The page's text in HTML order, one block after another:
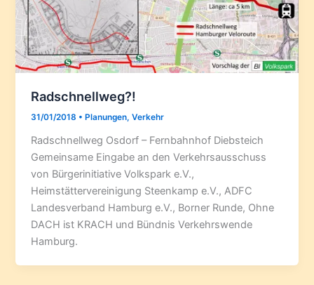
Radschnellweg?!
31/01/2018 • Planungen,Verkehr
Radschnellweg Osdorf – Fernbahnhof Diebsteich
Gemeinsame Eingabe an den Verkehrsausschuss
von Bürgerinitiative Volkspark e.V.,
Heimstättervereinigung Steenkamp e.V., ADFC
Landesverband Hamburg e.V., Borner Runde, Ohne
DACH ist KRACH und Bündnis Verkehrswende
Hamburg.